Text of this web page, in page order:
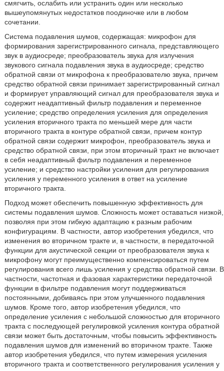
смягчить, ослабить или устранить один или несколько
вышеупомянутых недостатков поодиночке или в любом
сочетании.
Система подавления шумов, содержащая: микрофон для
формирования зарегистрированного сигнала, представляющего
звук в аудиосреде; преобразователь звука для излучения
звукового сигнала подавления звука в аудиосреде; средство
обратной связи от микрофона к преобразователю звука, причем
средство обратной связи принимает зарегистрированный сигнал
и формирует управляющий сигнал для преобразователя звука и
содержит неадаптивный фильтр подавления и переменное
усиление; средство определения усиления для определения
усиления вторичного тракта по меньшей мере для части
вторичного тракта в контуре обратной связи, причем контур
обратной связи содержит микрофон, преобразователь звука и
средство обратной связи, при этом вторичный тракт не включает
в себя неадаптивный фильтр подавления и переменное
усиление; и средство настройки усиления для регулирования
усиления у переменного усиления в ответ на усиление
вторичного тракта.
Подход может обеспечить повышенную эффективность для
системы подавления шумов. Сложность может оставаться низкой,
позволяя при этом гибкую адаптацию к разным рабочим
конфигурациям. В частности, автор изобретения убедился, что
изменения во вторичном тракте и, в частности, в передаточной
функции для акустической секции от преобразователя звука к
микрофону могут преимущественно компенсироваться путем
регулирования всего лишь усиления у средства обратной связи. В
частности, частотная и фазовая характеристики передаточной
функции в фильтре подавления могут поддерживаться
постоянными, добиваясь при этом улучшенного подавления
шумов. Кроме того, автор изобретения убедился, что
определение усиления с небольшой сложностью для вторичного
тракта с последующей регулировкой усиления контура обратной
связи может быть достаточным, чтобы повысить эффективность
подавления шумов для изменений во вторичном тракте. Также
автор изобретения убедился, что путем измерения усиления
вторичного тракта и соответственного регулирования усиления у